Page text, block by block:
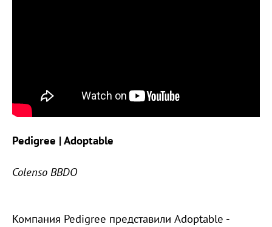
Pedigree | Adoptable
Colenso BBDO
Компания Pedigree представили Adoptable -